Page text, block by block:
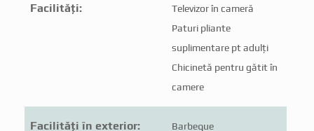
Facilități:
Televizor în cameră
Paturi pliante
suplimentare pt adulți
Chicinetă pentru gătit în
camere
Facilități în exterior:
Barbeque